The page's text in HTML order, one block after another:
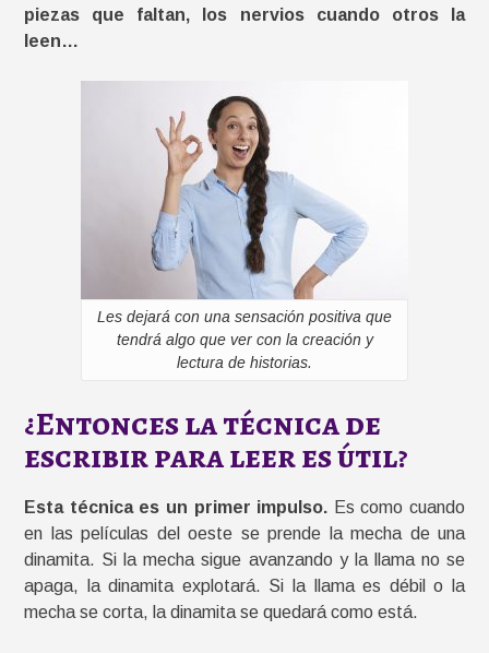
piezas que faltan, los nervios cuando otros la
leen…
Les dejará con una sensación positiva que
tendrá algo que ver con la creación y
lectura de historias.
¿Entonces la técnica de
escribir para leer es útil?
Esta técnica es un primer impulso. Es como cuando
en las películas del oeste se prende la mecha de una
dinamita. Si la mecha sigue avanzando y la llama no se
apaga, la dinamita explotará. Si la llama es débil o la
mecha se corta, la dinamita se quedará como está.